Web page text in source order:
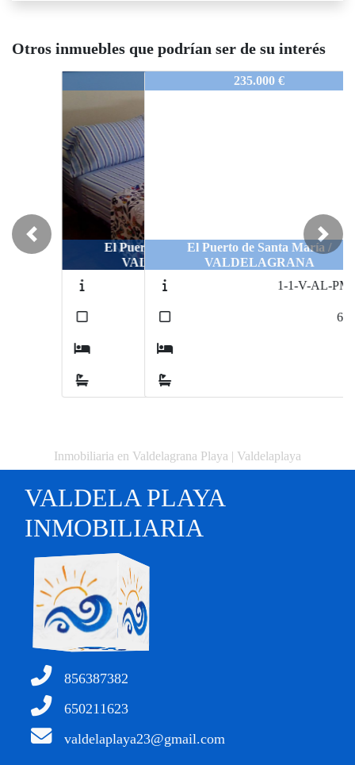
Otros inmuebles que podrían ser de su interés
El Puerto de Santa María /
VALDELAGRANA
1-1-V-AL-PM-25
Previous Next
Inmobiliaria en Valdelagrana Playa | Valdelaplaya
VALDELA PLAYA
INMOBILIARIA
856387382
650211623
valdelaplaya23@gmail.com